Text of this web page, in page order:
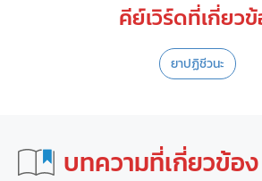
คีย์เวิร์ดที่เกี่ยว
ยาปฏิชีวนะ
บทความที่เกี่ยวข้อง